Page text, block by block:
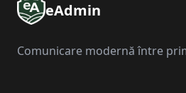
eAdmin
Comunicare modernă între